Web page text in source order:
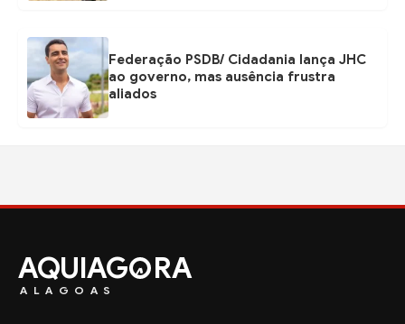
Federação PSDB/ Cidadania lança JHC
ao governo, mas ausência frustra
aliados
AQUIAG RA
ALAGOAS